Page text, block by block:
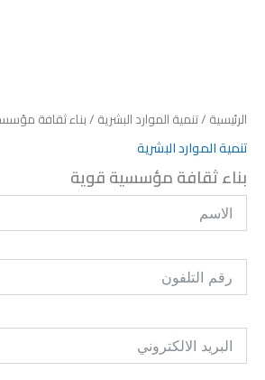
الرئيسية /تنمية الموارد البشرية/ بناء ثقافة
تنمية الموارد البشرية
بناء ثقافة مؤسسية قوية